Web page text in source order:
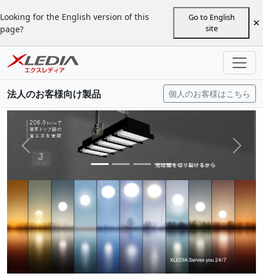
Looking for the English version of this
page?
Go to English
site
×
法人のお客様向け製品 個人のお客様はこちら
Previous next